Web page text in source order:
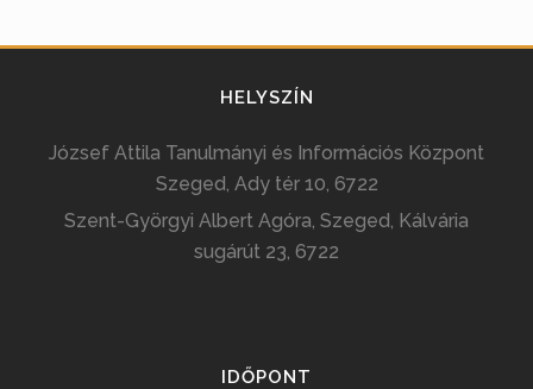
HELYSZÍN
József Attila Tanulmányi és Információs Központ
Szeged, Ady tér 10, 6722
Szent-Györgyi Albert Agóra, Szeged, Kálvária
sugárút 23, 6722
IDŐPONT